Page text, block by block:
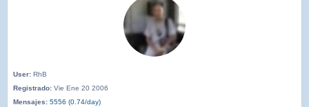
User: RhB
Registrado: Vie Ene 20 2006
Mensajes: 5556 (0.74/day)